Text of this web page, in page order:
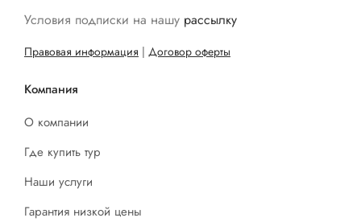
Условия подписки на нашу рассылку
Правовая информация | Договор оферты
Компания
О компании
Где купить тур
Наши услуги
Гарантия низкой цены